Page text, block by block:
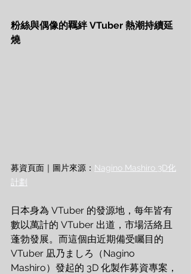
粉絲與偶像的羈絆 VTuber 熱潮持續延
燒
募資頁面｜圖片來源： Nagino Mashiro 3D化
計劃
日本身為 VTuber 的發源地，每年皆有
數以萬計的 VTuber 出道，市場活絡且
蓬勃發展。而這個由近期備受矚目的
VTuber 凪乃ましろ（Nagino
Mashiro）發起的 3D 化製作募資專案，